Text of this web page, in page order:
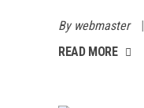
By webmaster
READ MORE